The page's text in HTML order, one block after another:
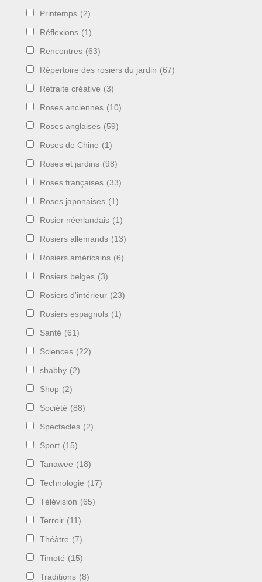
Printemps (2)
Réflexions (1)
Rencontres (63)
Répertoire des rosiers du jardin (67)
Retraite créative (3)
Roses anciennes (10)
Roses anglaises (59)
Roses de Chine (1)
Roses et jardins (98)
Roses françaises (33)
Roses japonaises (1)
Rosier néerlandais (1)
Rosiers allemands (13)
Rosiers américains (6)
Rosiers belges (3)
Rosiers d'intérieur (23)
Rosiers espagnols (1)
Santé (61)
Sciences (22)
shabby (2)
Shop (2)
Société (88)
Spectacles (2)
Sport (15)
Tanawee (18)
Technologie (17)
Télévision (65)
Terroir (11)
Théâtre (7)
Timoté (15)
Traditions (8)